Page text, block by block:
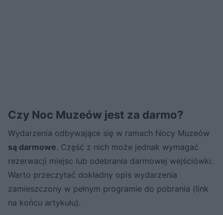
Czy Noc Muzeów jest za darmo?
Wydarzenia odbywające się w ramach Nocy Muzeów
są darmowe. Część z nich może jednak wymagać
rezerwacji miejsc lub odebrania darmowej wejściówki.
Warto przeczytać dokładny opis wydarzenia
zamieszczony w pełnym programie do pobrania (link
na końcu artykułu).